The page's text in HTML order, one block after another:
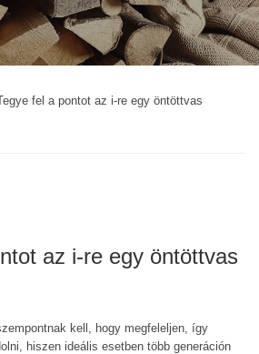
fel a pontot az i-re egy öntöttvas
az i-re egy öntöttvas
kell, hogy megfeleljen, így
hiszen ideális esetben több generáción